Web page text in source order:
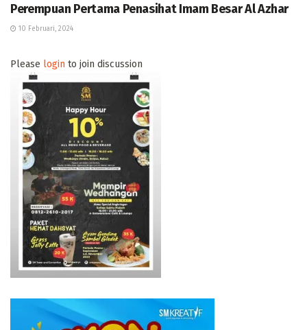
Perempuan Pertama Penasihat Imam Besar Al Azhar
10 Februari, 2024
Please login to join discussion